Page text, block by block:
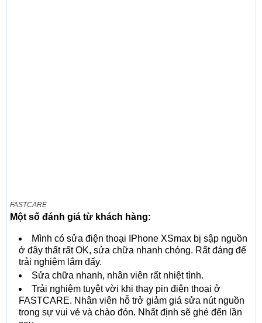
FASTCARE
Một số đánh giá từ khách hàng:
Mình có sửa điện thoại IPhone XSmax bị sập nguồn
ở đây thất rất OK, sửa chữa nhanh chóng. Rất đáng để
trải nghiệm lắm đấy.
Sửa chữa nhanh, nhân viên rất nhiệt tình.
Trải nghiệm tuyệt vời khi thay pin điện thoại ở
FASTCARE. Nhân viên hỗ trở giảm giá sửa nút nguồn
trong sự vui vẻ và chào đón. Nhất định sẽ ghé đến lần